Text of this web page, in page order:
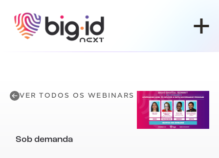
VER TODOS OS WEBINARS
Sob demanda